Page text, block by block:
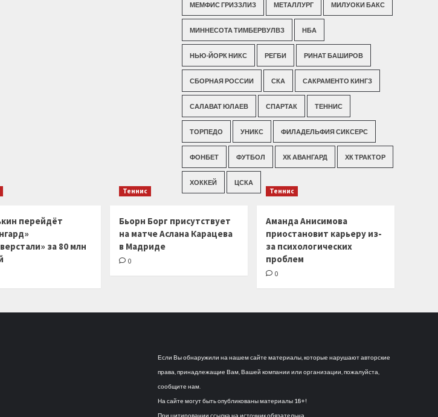
МЕМФИС ГРИЗЗЛИЗ МЕТАЛЛУРГ МИЛУОКИ БАКС
МИННЕСОТА ТИМБЕРВУЛВЗ НБА
НЬЮ-ЙОРК НИКС РЕГБИ РИНАТ БАШИРОВ
СБОРНАЯ РОССИИ СКА САКРАМЕНТО КИНГЗ
САЛАВАТ ЮЛАЕВ СПАРТАК ТЕННИС
ТОРПЕДО УНИКС ФИЛАДЕЛЬФИЯ СИКСЕРС
ФОНБЕТ ФУТБОЛ ХК АВАНГАРД ХК ТРАКТОР
ХОККЕЙ ЦСКА
перейдёт
за 80 млн
Теннис
Бьорн Борг присутствует
на матче Аслана Карацева
в Мадриде
0
Теннис
Аманда Анисимова
приостановит карьеру из-
за психологических
проблем
0
Если Вы обнаружили на нашем сайте материалы, которые нарушают авторские
права, принадлежащие Вам, Вашей компании или организации, пожалуйста,
сообщите нам.
На сайте могут быть опубликованы материалы 18+!
При цитировании ссылка на источник обязательна.